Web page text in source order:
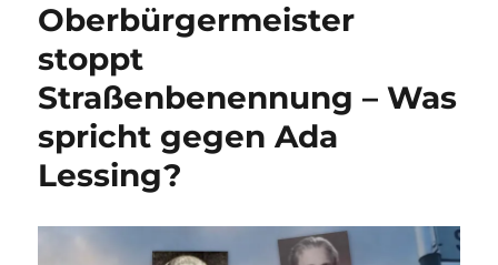
1938
Oberbürgermeister
stoppt
Straßenbenennung – Was
spricht gegen Ada
Lessing?